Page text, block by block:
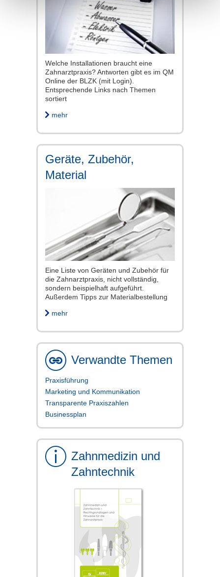
Welche Installationen braucht eine
Zahnarztpraxis? Antworten gibt es im QM
Online der BLZK (mit Login).
Entsprechende Links nach Themen
sortiert
mehr
Geräte, Zubehör,
Material
Eine Liste von Geräten und Zubehör für
die Zahnarztpraxis, nicht vollständig,
sondern beispielhaft aufgeführt.
Außerdem Tipps zur Materialbestellung
mehr
Verwandte Themen
Praxisführung
Marketing und Kommunikation
Transparente Praxiszahlen
Businessplan
Zahnmedizin und
Zahntechnik